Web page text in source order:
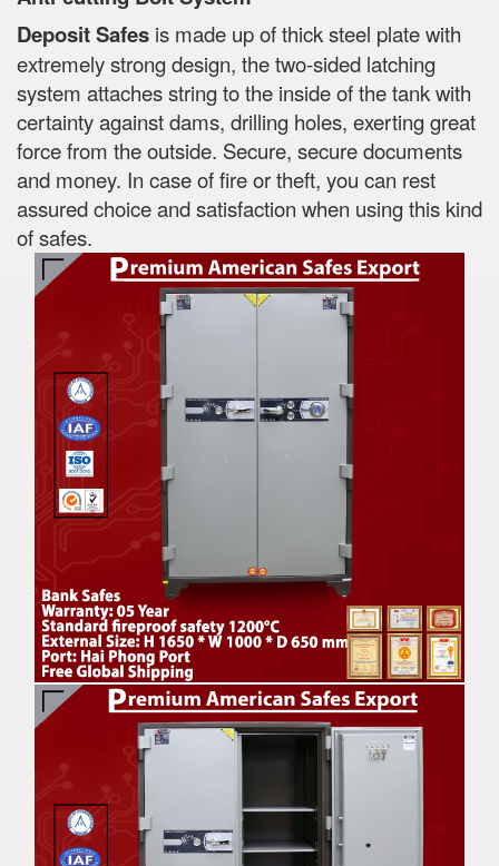
Deposit Safes is made up of thick steel plate with
extremely strong design, the two-sided latching
system attaches string to the inside of the tank with
certainty against dams, drilling holes, exerting great
force from the outside. Secure, secure documents
and money. In case of fire or theft, you can rest
assured choice and satisfaction when using this kind
of safes.